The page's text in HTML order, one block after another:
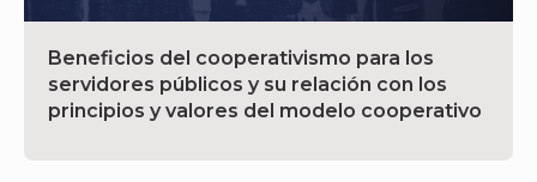
Beneficios del cooperativismo para los
servidores públicos y su relación con los
principios y valores del modelo cooperativo